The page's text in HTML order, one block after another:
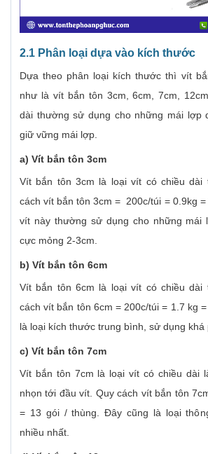
2.1 Phân loại dựa vào kích thước
Dựa theo phân loại kích thước thì vít
như là vít bắn tôn 3cm, 6cm, 7cm,
dài thường sử dụng cho những mái lợp
giữ vững mái lợp.
a) Vít bắn tôn 3cm
Vít bắn tôn 3cm là loại vít có chiều dài
cách vít bắn tôn 3cm = 200c/túi = 0.9kg
vít này thường sử dụng cho những mái
cực mỏng 2-3cm.
b) Vít bắn tôn 6cm
Vít bắn tôn 6cm là loại vít có chiều dài
cách vít bắn tôn 6cm = 200c/túi = 1.7 kg
là loại kích thước trung bình, sử dụng khá
c) Vít bắn tôn 7cm
Vít bắn tôn 7cm là loại vít có chiều dài
nhọn tới đầu vít. Quy cách vít bắn tôn
= 13 gói / thùng. Đây cũng là loại
nhiều nhất.